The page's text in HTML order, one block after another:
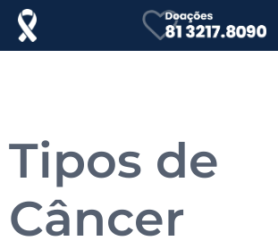
Tipos de
Câncer